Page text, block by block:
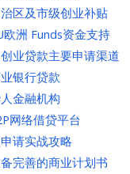
区及市级创业补贴
欧洲 Funds资金支持
业贷款主要申请渠道
银行贷款
金融机构
网络借贷平台
请实战攻略
完善的商业计划书